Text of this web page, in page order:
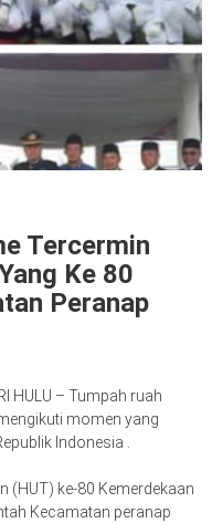
Tercermin
Ke 80
Peranap
HULU – Tumpah ruah
momen yang
Indonesia .
(HUT) ke-80 Kemerdekaan
Kecamatan peranap